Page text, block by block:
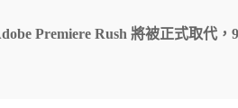
Premiere Rush 將被正式取代，